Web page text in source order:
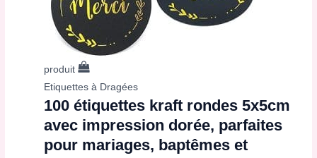
produit
Etiquettes à Dragées
100 étiquettes kraft rondes 5x5cm
avec impression dorée, parfaites
pour mariages, baptêmes et